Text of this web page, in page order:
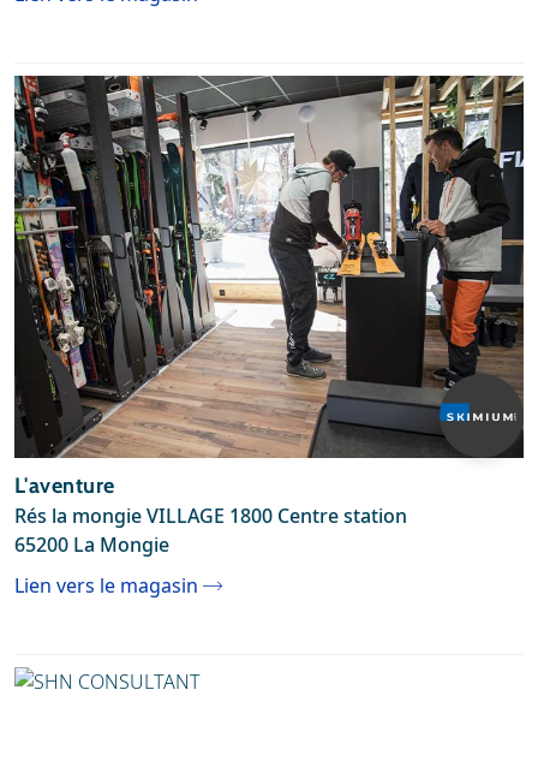
L'aventure
Rés la mongie VILLAGE 1800 Centre station
65200 La Mongie
Lien vers le magasin